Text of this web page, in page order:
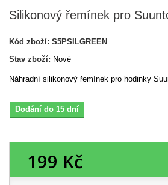
Silikonový řemínek pro
Kód zboží: S5PSILGREEN
Stav zboží: Nové
Náhradní silikonový řemínek pro hodinky
Dodání do 15 dní
199 Kč